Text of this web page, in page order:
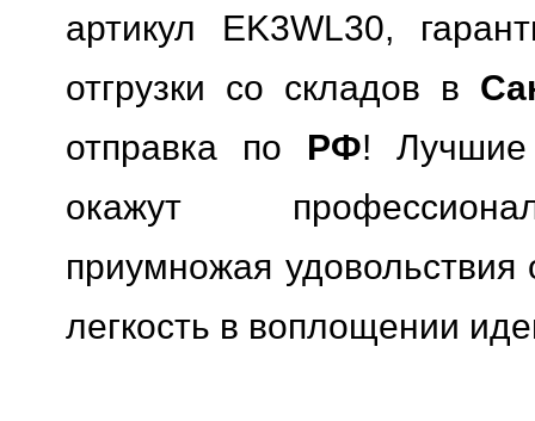
артикул EK3WL30,
отгрузки со складов в
отправка по РФ! Лучшие
окажут
приумножая
легкость в воплощении